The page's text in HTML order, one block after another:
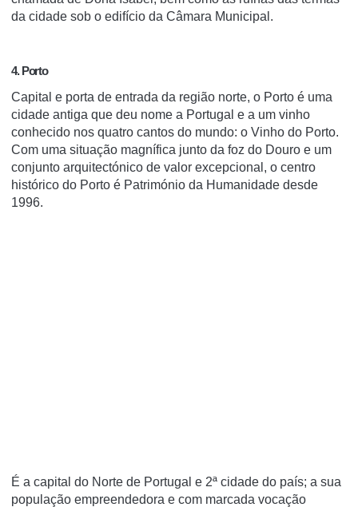
da cidade sob o edifício da Câmara Municipal.
4. Porto
Capital e porta de entrada da região norte, o Porto é uma
cidade antiga que deu nome a Portugal e a um vinho
conhecido nos quatro cantos do mundo: o Vinho do Porto.
Com uma situação magnífica junto da foz do Douro e um
conjunto arquitectónico de valor excepcional, o centro
histórico do Porto é Património da Humanidade desde
1996.
É a capital do Norte de Portugal e 2ª cidade do país; a sua
população empreendedora e com marcada vocação